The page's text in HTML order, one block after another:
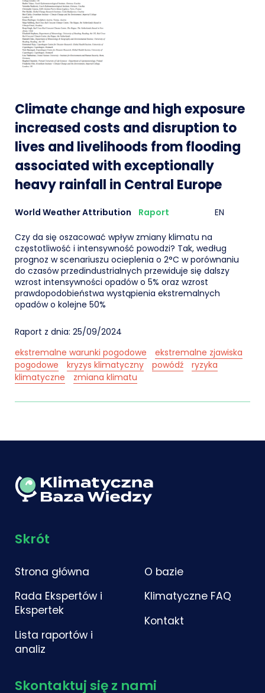
Climate change and high exposure
increased costs and disruption to
lives and livelihoods from flooding
associated with exceptionally
heavy rainfall in Central Europe
World Weather Attribution Raport EN
Czy da się oszacować wpływ zmiany klimatu na
częstotliwość i intensywność powodzi? Tak, według
prognoz w scenariuszu ocieplenia o 2°C w porównaniu
do czasów przedindustrialnych przewiduje się dalszy
wzrost intensywności opadów o 5% oraz wzrost
prawdopodobieństwa wystąpienia ekstremalnych
opadów o kolejne 50%
Raport z dnia: 25/09/2024
ekstremalne warunki pogodowe
ekstremalne zjawiska
pogodowe
kryzys klimatyczny powódź
ryzyka
klimatyczne
zmiana klimatu
Skrót
Strona główna
Rada Ekspertów i
Ekspertek
Lista raportów i
analiz
O bazie
Klimatyczne FAQ
Kontakt
Skontaktuj się z nami